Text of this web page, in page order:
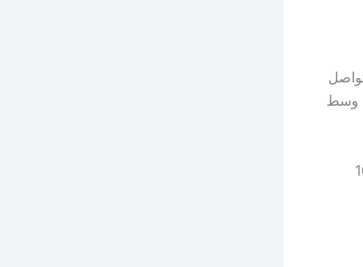
وسط
بقيمة تقارب 100